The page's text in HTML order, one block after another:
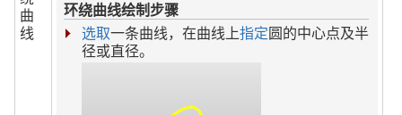
曲
线
环绕曲线绘制步骤
选取一条曲线，在曲线上指定圆的中心点及半
径或直径。